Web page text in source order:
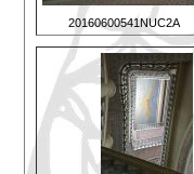
20160600541NUC2A